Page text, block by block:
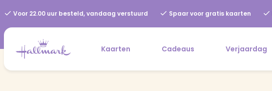
Voor 22.00 uur besteld, vandaag verstuurd Spaar voor gratis kaarten
Kaarten Cadeaus Verjaardag